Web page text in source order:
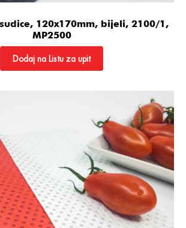
120x170mm, bijeli, 2100/1,
MP2500
Dodaj na Listu za upit